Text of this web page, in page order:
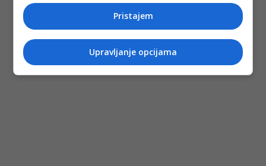
Pristajem
Upravljanje opcijama